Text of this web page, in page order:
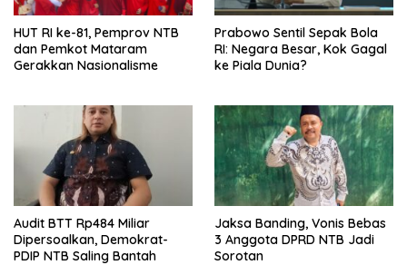
HUT RI ke-81, Pemprov NTB
dan Pemkot Mataram
Gerakkan Nasionalisme
Prabowo Sentil Sepak Bola
RI: Negara Besar, Kok Gagal
ke Piala Dunia?
Audit BTT Rp484 Miliar
Dipersoalkan, Demokrat-
PDIP NTB Saling Bantah
Jaksa Banding, Vonis Bebas
3 Anggota DPRD NTB Jadi
Sorotan